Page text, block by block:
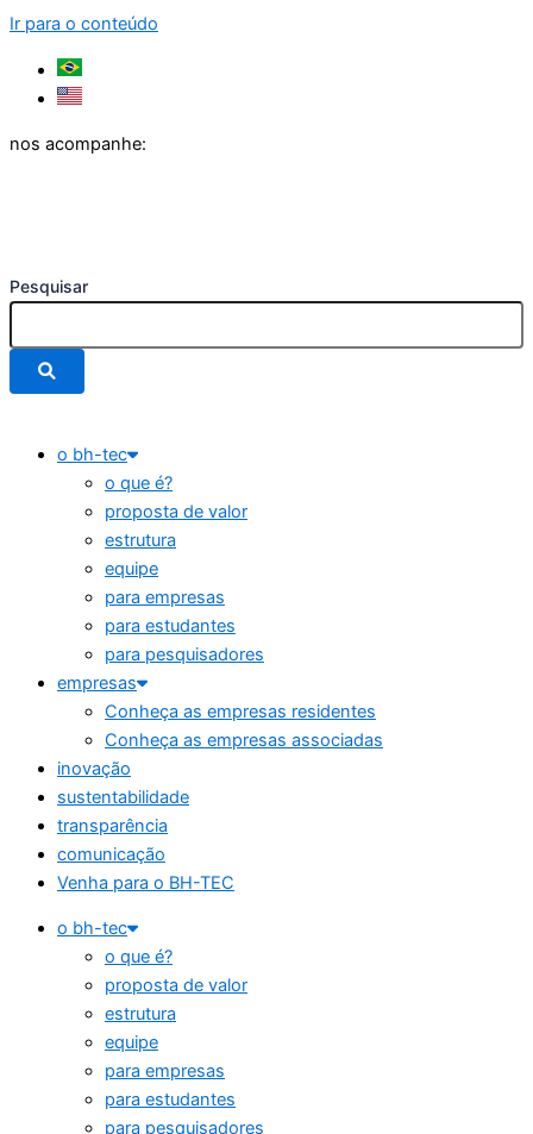
Ir para o conteúdo
nos acompanhe:
Pesquisar
o bh-tec
o que é?
proposta de valor
estrutura
equipe
para empresas
para estudantes
para pesquisadores
empresas
Conheça as empresas residentes
Conheça as empresas associadas
inovação
sustentabilidade
transparência
comunicação
Venha para o BH-TEC
o bh-tec
o que é?
proposta de valor
estrutura
equipe
para empresas
para estudantes
para pesquisadores